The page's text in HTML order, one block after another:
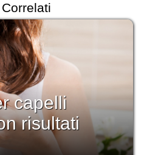
capelli
risultati